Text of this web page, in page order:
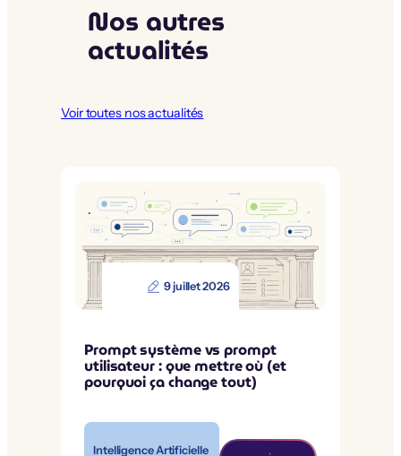
Nos autres
actualités
Voir toutes nos actualités
9 juillet 2026
Prompt système vs prompt
utilisateur : que mettre où (et
pourquoi ça change tout)
Intelligence Artificielle